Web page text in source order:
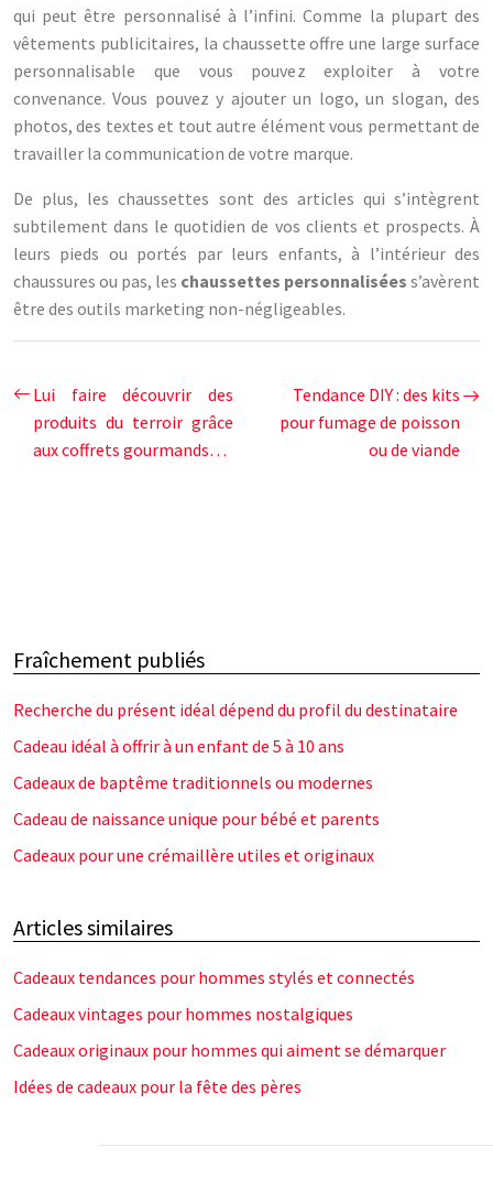
qui peut être personnalisé à l’infini. Comme la plupart des
vêtements publicitaires, la chaussette offre une large surface
personnalisable que vous pouvez exploiter à votre
convenance. Vous pouvez y ajouter un logo, un slogan, des
photos, des textes et tout autre élément vous permettant de
travailler la communication de votre marque.
De plus, les chaussettes sont des articles qui s’intègrent
subtilement dans le quotidien de vos clients et prospects. À
leurs pieds ou portés par leurs enfants, à l’intérieur des
chaussures ou pas, les chaussettes personnalisées s’avèrent
être des outils marketing non-négligeables.
Lui faire découvrir des
produits du terroir grâce
aux coffrets gourmands…
Tendance DIY : des kits
pour fumage de poisson
ou de viande
Fraîchement publiés
Recherche du présent idéal dépend du profil du destinataire
Cadeau idéal à offrir à un enfant de 5 à 10 ans
Cadeaux de baptême traditionnels ou modernes
Cadeau de naissance unique pour bébé et parents
Cadeaux pour une crémaillère utiles et originaux
Articles similaires
Cadeaux tendances pour hommes stylés et connectés
Cadeaux vintages pour hommes nostalgiques
Cadeaux originaux pour hommes qui aiment se démarquer
Idées de cadeaux pour la fête des pères